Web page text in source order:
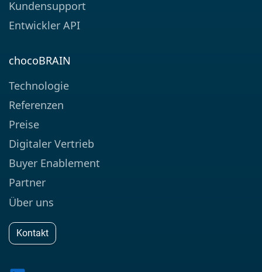
Kundensupport
Entwickler API
chocoBRAIN
Technologie
Referenzen
Preise
Digitaler Vertrieb
Buyer Enablement
Partner
Über uns
Kontakt